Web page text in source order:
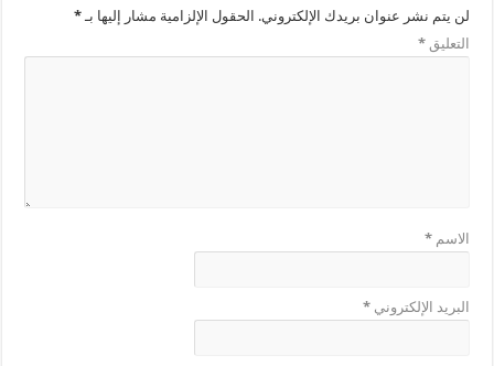
لن يتم نشر عنوان بريدك الإلكتروني. الحقول الإلزامية مشار إليها بـ*
التعليق*
الاسم*
البريد الإلكتروني*